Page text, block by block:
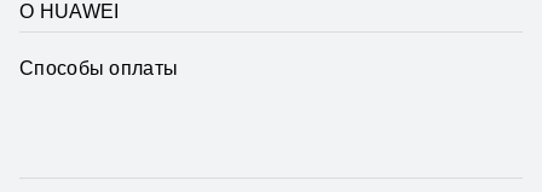
О HUAWEI
Способы оплаты